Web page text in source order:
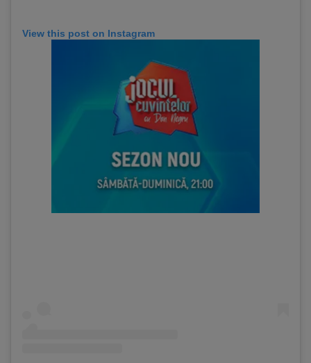
View this post on Instagram